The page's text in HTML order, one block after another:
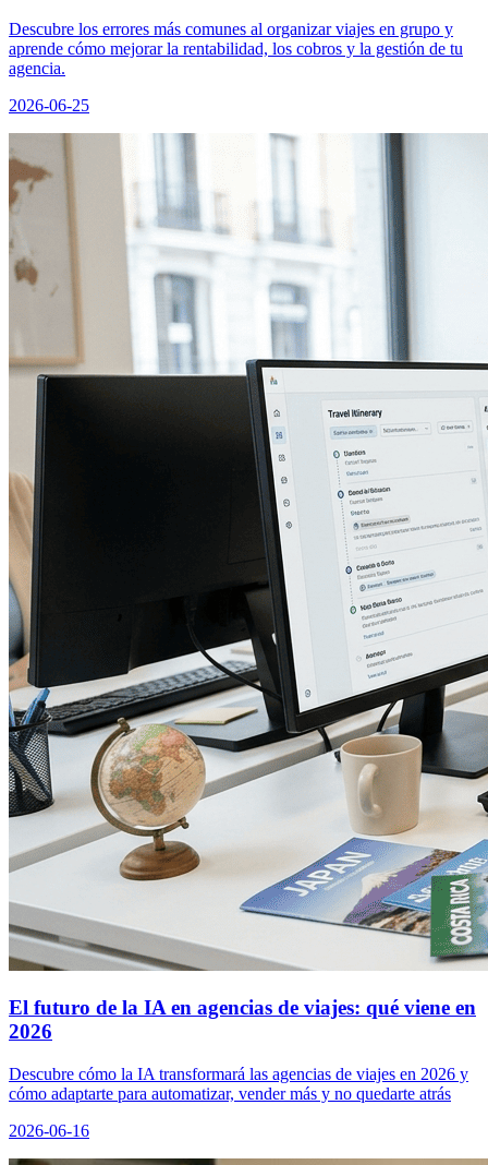
Descubre los errores más comunes al organizar viajes en grupo y
aprende cómo mejorar la rentabilidad, los cobros y la gestión de tu
agencia.
2026-06-25
El futuro de la IA en agencias de viajes: qué viene en
2026
Descubre cómo la IA transformará las agencias de viajes en 2026 y
cómo adaptarte para automatizar, vender más y no quedarte atrás
2026-06-16